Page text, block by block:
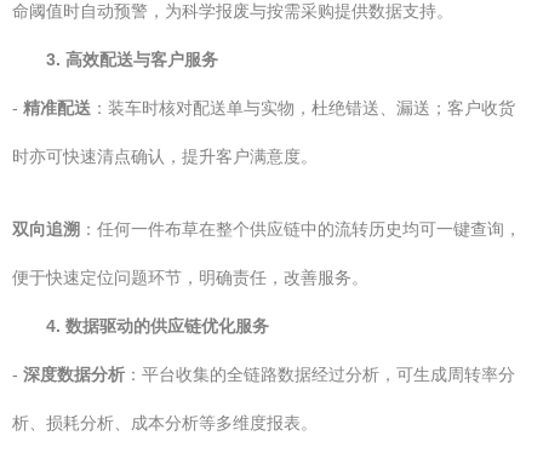
命阈值时自动预警，为科学报废与按需采购提供数据支持。
3. 高效配送与客户服务
- 精准配送 ：装车时核对配送单与实物，杜绝错送、漏送；客户收货
时亦可快速清点确认，提升客户满意度。
双向追溯 ：任何一件布草在整个供应链中的流转历史均可一键查询，
便于快速定位问题环节，明确责任，改善服务。
4. 数据驱动的供应链优化服务
- 深度数据分析 ：平台收集的全链路数据经过分析，可生成周转率分
析、损耗分析、成本分析等多维度报表。